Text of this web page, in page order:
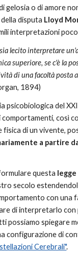
gelosia o di amore
disputa Lloyd
interpretazioni
lecito interpretare
superiore, se c'è la
di una facoltà posta
1894)
psicobiologica del
così
fisica di un vivente,
a partire
questa legge
secolo
con una
di interpretarlo
possiamo spiegare
configurazione di
Cerebrali".